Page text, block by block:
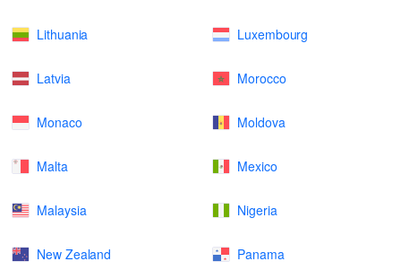
Lithuania Luxembourg
Latvia Morocco
Monaco Moldova
Malta Mexico
Malaysia Nigeria
New Zealand Panama